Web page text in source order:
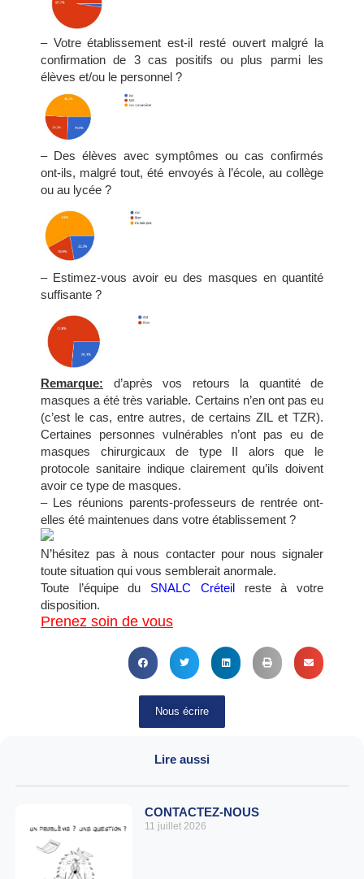
– Votre établissement est-il resté ouvert malgré la
confirmation de 3 cas positifs ou plus parmi les
élèves et/ou le personnel ?
– Des élèves avec symptômes ou cas confirmés
ont-ils, malgré tout, été envoyés à l’école, au collège
ou au lycée ?
– Estimez-vous avoir eu des masques en quantité
suffisante ?
Remarque: d’après vos retours la quantité de
masques a été très variable. Certains n’en ont pas eu
(c’est le cas, entre autres, de certains ZIL et TZR).
Certaines personnes vulnérables n’ont pas eu de
masques chirurgicaux de type II alors que le
protocole sanitaire indique clairement qu’ils doivent
avoir ce type de masques.
– Les réunions parents-professeurs de rentrée ont-
elles été maintenues dans votre établissement ?
N’hésitez pas à nous contacter pour nous signaler
toute situation qui vous semblerait anormale.
Toute l’équipe du SNALC Créteil reste à votre
disposition.
Prenez soin de vous
Nous écrire
Lire aussi
CONTACTEZ-NOUS
11 juillet 2026